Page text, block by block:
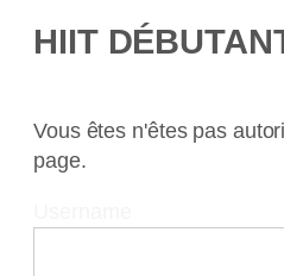
HIIT
Vous êtes n'êtes pas
page.